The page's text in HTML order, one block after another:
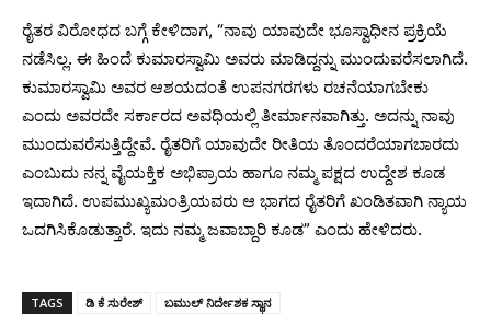
ರೈತರ ವಿರೋಧದ ಬಗ್ಗೆ ಕೇಳಿದಾಗ, “ನಾವು ಯಾವುದೇ ಭೂಸ್ವಾಧೀನ ಪ್ರಕ್ರಿಯೆ
ನಡೆಸಿಲ್ಲ. ಈ ಹಿಂದೆ ಕುಮಾರಸ್ವಾಮಿ ಅವರು ಮಾಡಿದ್ದನ್ನು ಮುಂದುವರೆಸಲಾಗಿದೆ.
ಕುಮಾರಸ್ವಾಮಿ ಅವರ ಆಶಯದಂತೆ ಉಪನಗರಗಳು ರಚನೆಯಾಗಬೇಕು
ಎಂದು ಅವರದೇ ಸರ್ಕಾರದ ಅವಧಿಯಲ್ಲಿ ತೀರ್ಮಾನವಾಗಿತ್ತು. ಅದನ್ನು ನಾವು
ಮುಂದುವರೆಸುತ್ತಿದ್ದೇವೆ. ರೈತರಿಗೆ ಯಾವುದೇ ರೀತಿಯ ತೊಂದರೆಯಾಗಬಾರದು
ಎಂಬುದು ನನ್ನ ವೈಯಕ್ತಿಕ ಅಭಿಪ್ರಾಯ ಹಾಗೂ ನಮ್ಮ ಪಕ್ಷದ ಉದ್ದೇಶ ಕೂಡ
ಇದಾಗಿದೆ. ಉಪಮುಖ್ಯಮಂತ್ರಿಯವರು ಆ ಭಾಗದ ರೈತರಿಗೆ ಖಂಡಿತವಾಗಿ ನ್ಯಾಯ
ಒದಗಿಸಿ‌ಕೊಡುತ್ತಾರೆ. ಇದು ನಮ್ಮ ಜವಾಬ್ದಾರಿ ಕೂಡ” ಎಂದು ಹೇಳಿದರು.
TAGS ಡಿ ಕೆ ಸುರೇಶ್‌ ಬಮುಲ್ ನಿರ್ದೇಶಕ ಸ್ಥಾನ